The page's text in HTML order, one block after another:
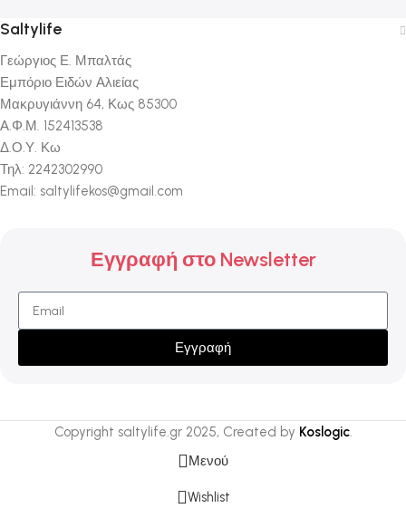
Saltylife
Γεώργιος Ε. Μπαλτάς
Εμπόριο Ειδών Αλιείας
Μακρυγιάννη 64, Κως 85300
Α.Φ.Μ. 152413538
Δ.Ο.Υ. Κω
Τηλ: 2242302990
Email: saltylifekos@gmail.com
Εγγραφή στο Newsletter
Εγγραφή
Copyright saltylife.gr 2025, Created by Koslogic.
Μενού
Wishlist